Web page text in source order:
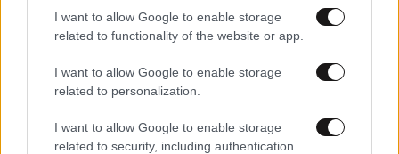
I want to allow Google to enable storage
related to functionality of the website or app.
I want to allow Google to enable storage
related to personalization.
I want to allow Google to enable storage
related to security, including authentication